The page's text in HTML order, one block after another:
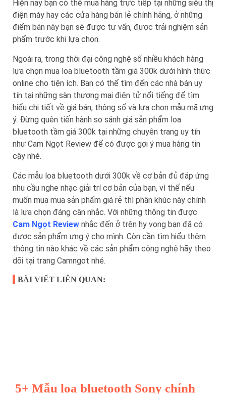
Hiện nay bạn có thể mua hàng trực tiếp tại những siêu thị
điện máy hay các cửa hàng bán lẻ chính hãng, ở những
điểm bán này bạn sẽ được tư vấn, được trải nghiệm sản
phẩm trước khi lựa chọn.
Ngoài ra, trong thời đại công nghệ số nhiều khách hàng
lựa chọn mua loa bluetooth tầm giá 300k dưới hình thức
online cho tiện ích. Bạn có thể tìm đến các nhà bán uy
tín tại những sàn thương mại điện tử nổi tiếng để tìm
hiểu chi tiết về giá bán, thông số và lựa chọn mẫu mã ưng
ý. Đừng quên tiến hành so sánh giá sản phẩm loa
bluetooth tầm giá 300k tại những chuyên trang uy tín
như Cam Ngọt Review để có được gợi ý mua hàng tin
cậy nhé.
Các mẫu loa bluetooth dưới 300k về cơ bản đủ đáp ứng
nhu cầu nghe nhạc giải trí cơ bản của bạn, vì thế nếu
muốn mua mua sản phẩm giá rẻ thì phân khúc này chính
là lựa chọn đáng cân nhắc. Với những thông tin được
Cam Ngọt Review nhắc đến ở trên hy vọng bạn đã có
được sản phẩm ưng ý cho mình. Còn cần tìm hiểu thêm
thông tin nào khác về các sản phẩm công nghệ hãy theo
dõi tại trang Camngot nhé.
BÀI VIẾT LIÊN QUAN:
5+ Mẫu loa bluetooth Sony chính